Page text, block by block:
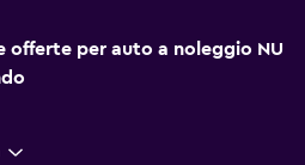
offerte per auto a noleggio NU